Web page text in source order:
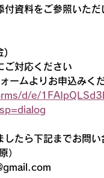
資料をご参照いた
)
ご対応ください
ームよりお申込みく
d/e/
たら下記までお問い
）